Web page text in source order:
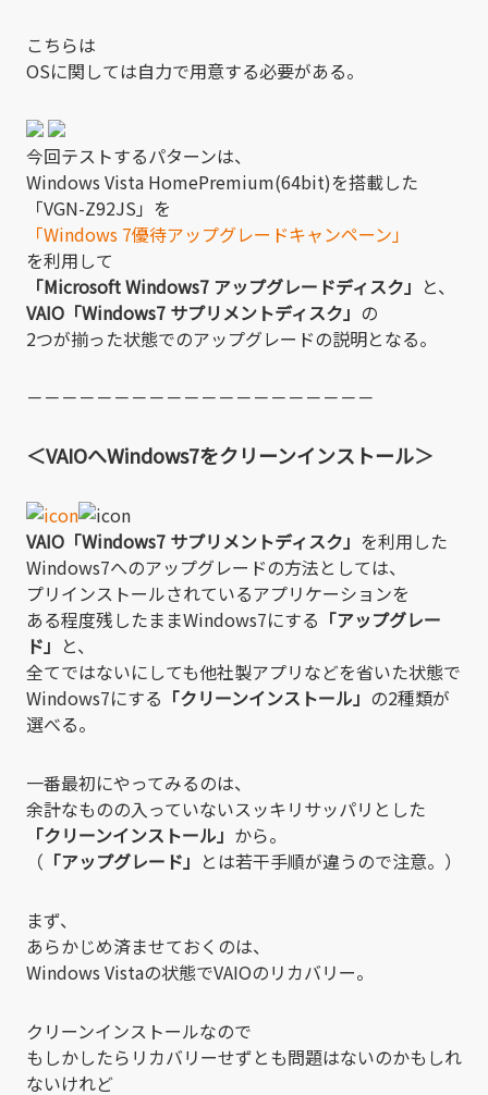
こちらは
OSに関しては自力で用意する必要がある。
今回テストするパターンは、
Windows Vista HomePremium(64bit)を搭載した
「VGN-Z92JS」を
「Windows 7優待アップグレードキャンペーン」
を利用して
「Microsoft Windows7 アップグレードディスク」 と、
VAIO「Windows7 サプリメントディスク」 の
2つが揃った状態でのアップグレードの説明となる。
－－－－－－－－－－－－－－－－－－－－
＜VAIOへWindows7をクリーンインストール＞
VAIO「Windows7 サプリメントディスク」 を利用した
Windows7へのアップグレードの方法としては、
プリインストールされているアプリケーションを
ある程度残したままWindows7にする 「アップグレー
ド」 と、
全てではないにしても他社製アプリなどを省いた状態で
Windows7にする 「クリーンインストール」 の2種類が
選べる。
一番最初にやってみるのは、
余計なものの入っていないスッキリサッパリとした
「クリーンインストール」 から。
（ 「アップグレード」 とは若干手順が違うので注意。）
まず、
あらかじめ済ませておくのは、
Windows Vistaの状態でVAIOのリカバリー。
クリーンインストールなので
もしかしたらリカバリーせずとも問題はないのかもしれ
ないけれど